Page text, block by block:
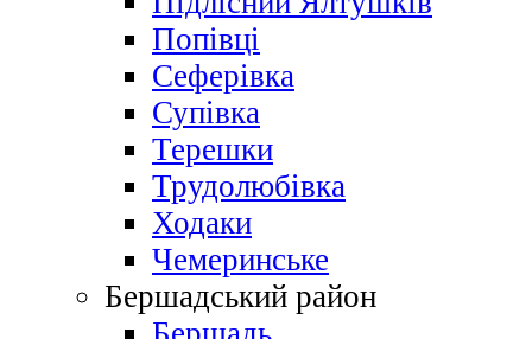
Попівці
Сеферівка
Супівка
Терешки
Трудолюбівка
Ходаки
Чемеринське
Бершадський район